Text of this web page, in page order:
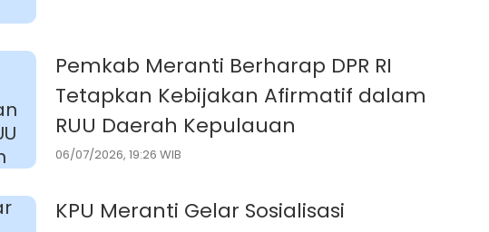
Pemkab Meranti Berharap DPR RI
Tetapkan Kebijakan Afirmatif dalam
RUU Daerah Kepulauan
06/07/2026, 19:26 WIB
KPU Meranti Gelar Sosialisasi